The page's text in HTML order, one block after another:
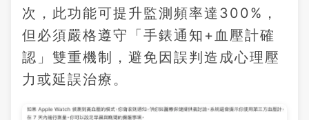
次，此功能可提升監測頻率達300%，
但必須嚴格遵守「手錶通知+血壓計確
認」雙重機制，避免因誤判造成心理壓
力或延誤治療。